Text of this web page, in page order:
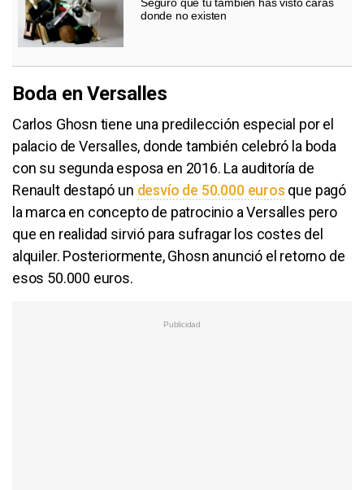
donde no existen
Boda en Versalles
Carlos Ghosn tiene una predilección especial por el
palacio de Versalles, donde también celebró la boda
con su segunda esposa en 2016. La auditoría de
Renault destapó un desvío de 50.000 euros que pagó
la marca en concepto de patrocinio a Versalles pero
que en realidad sirvió para sufragar los costes del
alquiler. Posteriormente, Ghosn anunció el retorno de
esos 50.000 euros.